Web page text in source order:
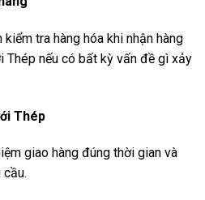
kiểm tra hàng hóa khi nhận hàng
Thép nếu có bất kỳ vấn đề gì xảy
Thép
giao hàng đúng thời gian và